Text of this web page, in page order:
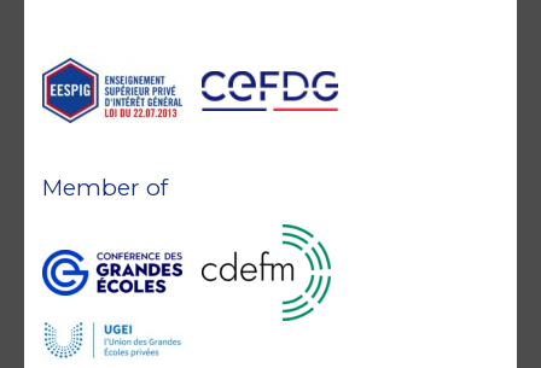
Member of